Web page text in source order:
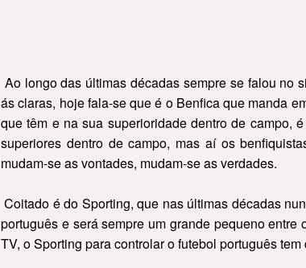
Ao longo das últimas décadas sempre se falou no
ás claras, hoje fala-se que é o Benfica que manda
que têm e na sua superioridade dentro de campo,
superiores dentro de campo, mas aí os
mudam-se as vontades, mudam-se as verdades.
Coitado é do Sporting, que nas últimas décadas
português e será sempre um grande pequeno
TV, o Sporting para controlar o futebol português